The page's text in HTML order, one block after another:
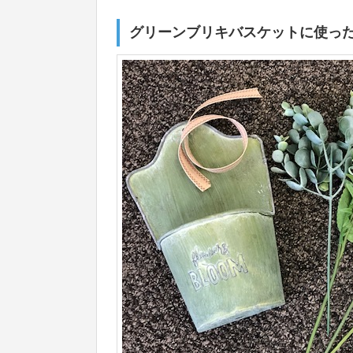
グリーンブリキバスケットに使っ